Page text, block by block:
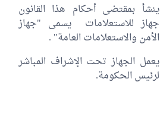
ينشأ بمقتضى أحكام هذا القانون
جهاز للاستعلامات يسمى "جهاز
الأمن والاستعلامات العامة" .
يعمل الجهاز تحت الإشراف المباشر
لرئيس الحكومة.